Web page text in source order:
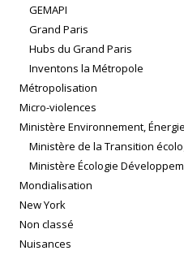
GEMAPI
Grand Paris
Hubs du Grand Paris
Inventons la Métropole
Métropolisation
Micro-violences
Ministère Environnement,
Ministère de la Transition
Ministère Écologie
Mondialisation
New York
Non classé
Nuisances